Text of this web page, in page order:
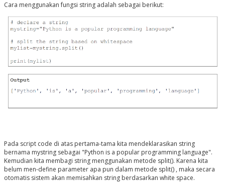
Cara menggunakan fungsi string adalah sebagai berikut:
Pada script code di atas pertama-tama kita mendeklarasikan string
bernama mystring sebagai "Python is a popular programming language".
Kemudian kita membagi string menggunakan metode split(). Karena kita
belum men-define parameter apa pun dalam metode split() , maka secara
otomatis sistem akan memisahkan string berdasarkan white space.